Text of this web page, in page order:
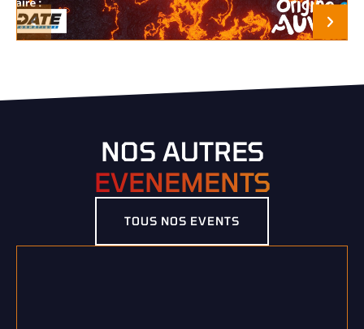
NOS AUTRES
EVENEMENTS
TOUS NOS EVENTS